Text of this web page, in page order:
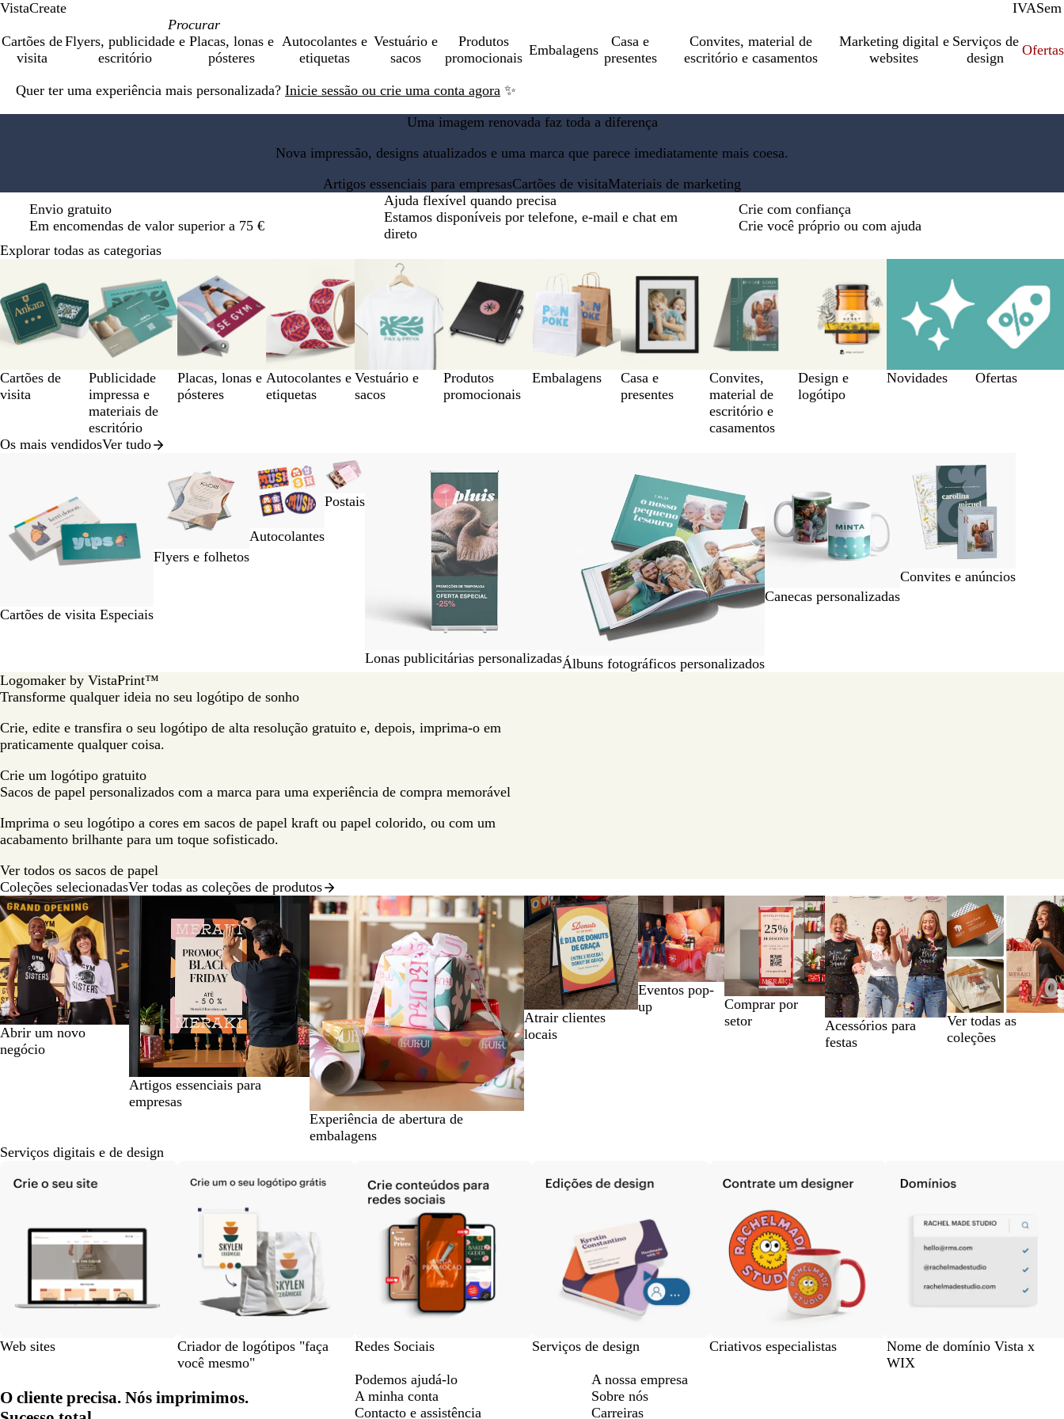
VistaCreate IVACom
Sem
Cartões de
visita
Flyers, publicidade e
escritório
Placas, lonas e
pósteres
Autocolantes e
etiquetas
Vestuário e
sacos
Produtos
promocionais
Embalagens
Casa e
presentes
Convites, material de
escritório e casamentos
Marketing digital e
websites
Serviços de
design
Ofertas
Quer ter uma experiência mais personalizada? Inicie sessão ou crie uma conta agora ✨
Uma imagem renovada faz toda a diferença
Nova impressão, designs atualizados e uma marca que parece imediatamente mais coesa.
Artigos essenciais para empresasCartões de visitaMateriais de marketing
Envio gratuito
Em encomendas de valor superior a 75 €
Ajuda flexível quando precisa
Estamos disponíveis por telefone, e-mail e chat em
direto
Crie com confiança
Crie você próprio ou com ajuda
Explorar todas as categorias
Cartões de
visita
Publicidade
impressa e
materiais de
escritório
Placas, lonas e
pósteres
Autocolantes e
etiquetas
Vestuário e
sacos
Produtos
promocionais
Embalagens
Casa e
presentes
Convites,
material de
escritório e
casamentos
Design e
logótipo
Novidades Ofertas
a
8
de
Os mais vendidosVer tudo
Cartões de visita Especiais
Flyers e folhetos
Autocolantes
Postais
Lonas publicitárias personalizadasÁlbuns fotográficos personalizados
Canecas personalizadas
Convites e anúncios
Logomaker by VistaPrint™
Transforme qualquer ideia no seu logótipo de sonho
Crie, edite e transfira o seu logótipo de alta resolução gratuito e, depois, imprima-o em
praticamente qualquer coisa.
Crie um logótipo gratuito
Sacos de papel personalizados com a marca para uma experiência de compra memorável
Imprima o seu logótipo a cores em sacos de papel kraft ou papel colorido, ou com um
acabamento brilhante para um toque sofisticado.
Ver todos os sacos de papel
Coleções selecionadasVer todas as coleções de produtos
Abrir um novo
negócio
Artigos essenciais para
empresas
Experiência de abertura de
embalagens
Atrair clientes
locais
Eventos pop-
up
Comprar por
setor
Acessórios para
festas
Ver todas as
coleções
Diapositivos
1
de
8
Serviços digitais e de design
Web sites
Criador de logótipos "faça
você mesmo"
Redes Sociais Serviços de design Criativos especialistas
Nome de domínio Vista x
WIX
O cliente precisa. Nós imprimimos.
Podemos ajudá-lo
A minha conta
Contacto e assistência
A nossa empresa
Sobre nós
Carreiras